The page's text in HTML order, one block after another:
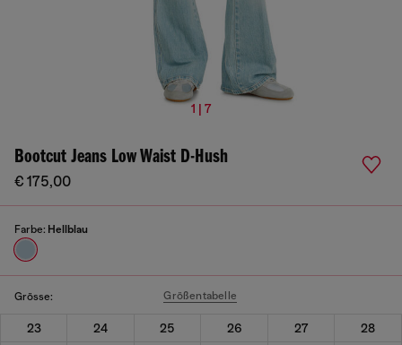
1 | 7
Bootcut Jeans Low Waist D-Hush
€ 175,00
Farbe: Hellblau
Grösse: Größentabelle
23 24 25 26 27
28